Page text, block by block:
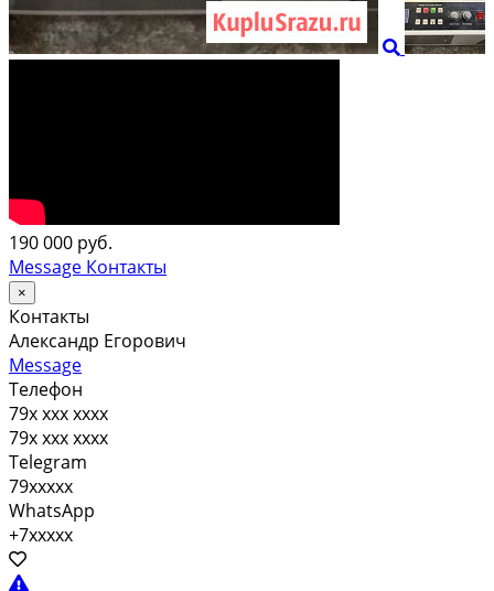
190 000 руб.
Message Контакты
×
Контакты
Александр Егорович
Message
Телефон
79x xxx xxxx
79x xxx xxxx
Telegram
79xxxxx
WhatsApp
+7xxxxx